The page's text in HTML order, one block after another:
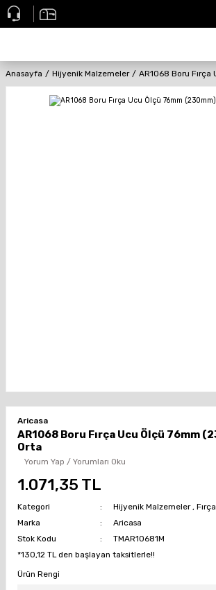
Anasayfa Hijyenik Malzemeler AR1068 Boru
Aricasa
AR1068 Boru Fırça Ucu Ölçü 76mm
Orta
Yorum Yap / Yorumları Oku
1.071,35 TL
Kategori Hijyenik Malzemeler ,
Marka
Aricasa
Stok Kodu
TMAR10681M
*130,12 TL den başlayan taksitlerle!!
Ürün Rengi